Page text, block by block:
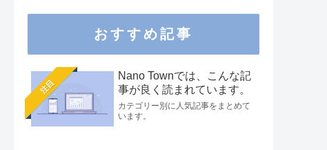
おすすめ記事
注目
Nano Townでは、こんな記
事が良く読まれています。
カテゴリー別に人気記事をまとめて
います。